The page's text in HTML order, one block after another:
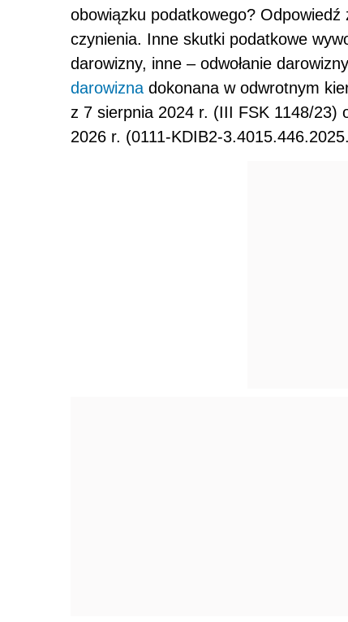
obowiązku podatkowego?
czynienia. Inne skutki podatkowe
darowizny, inne – odwołanie
darowizna dokonana w odwrotnym
z 7 sierpnia 2024 r. (III FSK 1148/23)
2026 r. (0111-KDIB2-